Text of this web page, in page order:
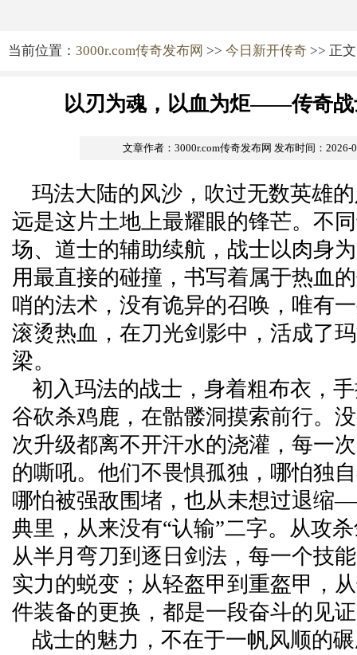
当前位置： 3000r.com传奇发布网 >> 今日新开传奇 >> 正文
以刃为魂，以血为炬——传奇战
文章作者：3000r.com传奇发布网 发布时间：2026-
玛法大陆的风沙，吹过无数英雄
远是这片土地上最耀眼的锋芒。不
场、道士的辅助续航，战士以肉身
用最直接的碰撞，书写着属于热血
哨的法术，没有诡异的召唤，唯有
滚烫热血，在刀光剑影中，活成了
梁。
初入玛法的战士，身着粗布衣，
谷砍杀鸡鹿，在骷髅洞摸索前行。
次升级都离不开汗水的浇灌，每一
的嘶吼。他们不畏惧孤独，哪怕独
哪怕被强敌围堵，也从未想过退缩
典里，从来没有“认输”二字。从攻
从半月弯刀到逐日剑法，每一个技
实力的蜕变；从轻盔甲到重盔甲，
件装备的更换，都是一段奋斗的见
战士的魅力，不在于一帆风顺的